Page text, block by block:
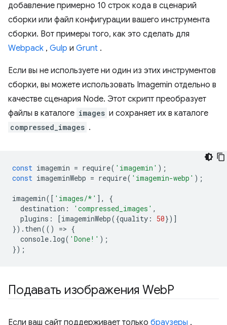
добавление примерно 10 строк кода в сценарий
сборки или файл конфигурации вашего инструмента
сборки. Вот примеры того, как это сделать для
Webpack , Gulp и Grunt .
Если вы не используете ни один из этих инструментов
сборки, вы можете использовать Imagemin отдельно в
качестве сценария Node. Этот скрипт преобразует
файлы в каталоге images и сохраняет их в каталоге
compressed_images .
const imagemin = require( 'imagemin' );
const imageminWebp = require( 'imagemin-webp' );
imagemin([ 'images/*' ],
{
destination : 'compressed_images' ,
plugins : [imageminWebp({quality : 50})]
}). then(() => {
console. log( 'Done!' );
});
Подавать изображения WebP
Если ваш сайт поддерживает только браузеры ,